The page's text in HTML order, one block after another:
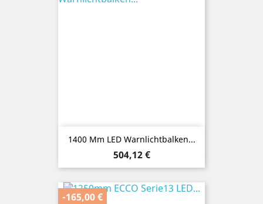
1400 Mm LED Warnlichtbalken...
Preis
504,12 €
-165,00 €